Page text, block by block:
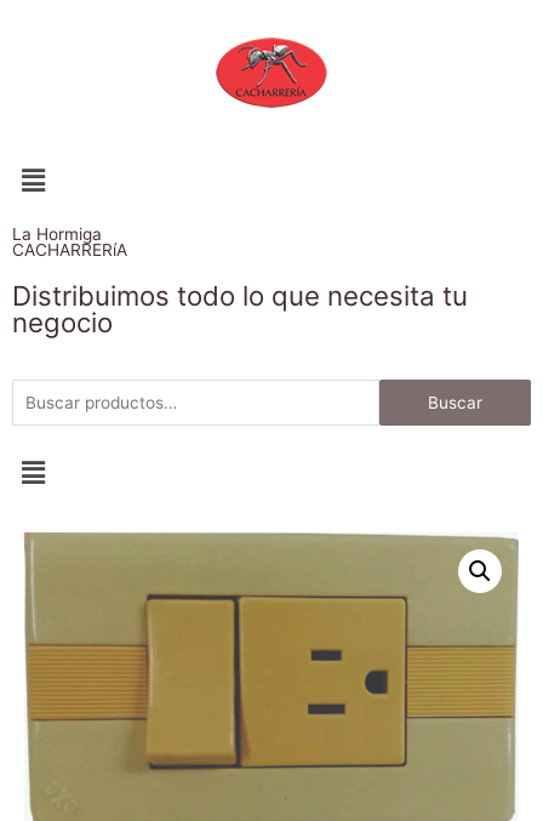
La Hormiga
CACHARRERíA
Distribuimos todo lo que necesita tu
negocio
Buscar